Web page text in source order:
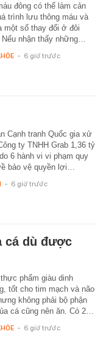
đông có thể làm cản
trình lưu thông máu và
một số thay đổi ở đôi
nhận thấy những…
- 6 giờ trước
Cạnh tranh Quốc gia xử
ty TNHH Grab 1,36 tỷ
6 hành vi vi phạm quy
bảo vệ quyền lợi…
- 6 giờ trước
cá dù được
phẩm giàu dinh
tốt cho tim mạch và não
không phải bộ phận
cá cũng nên ăn. Có 2…
- 6 giờ trước